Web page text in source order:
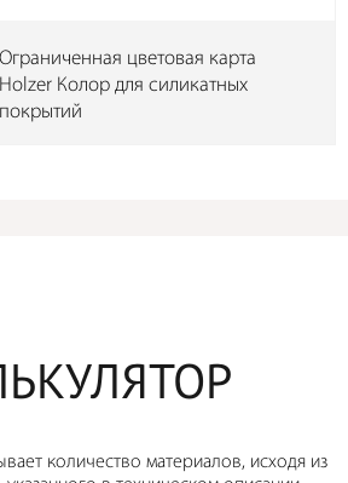
Ограниченная цветовая карта
Holzer Колор для силикатных
покрытий
количество материалов, исходя из